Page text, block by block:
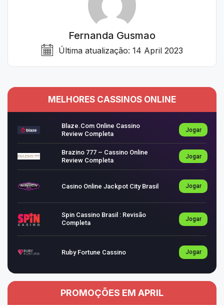
Fernanda Gusmao
Última atualização: 14 April 2023
MELHORES CASSINOS ONLINE
Blaze.com Online Cassino
Review Completa
Jogar
Brazino 777 – Cassino Online
Review Completa
Jogar
Casino Online Jackpot City Brasil Jogar
Spin Cassino Brasil : Revisão
Completa
Jogar
Ruby Fortune Cassino Jogar
PROMOÇÕES EM APRIL